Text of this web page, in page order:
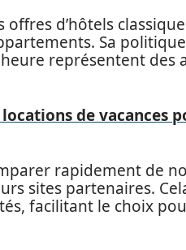
d’hôtels
Sa
représentent des
de vacances
rapidement de
sites partenaires.
facilitant le choix